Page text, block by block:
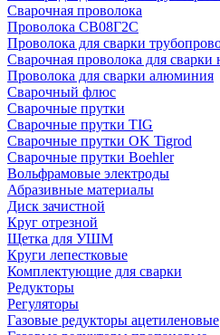
Сварочная проволока
Проволока СВ08Г2С
Проволока для сварки
Сварочная проволока для
Проволока для сварки алюминия
Сварочный флюс
Сварочные прутки
Сварочные прутки TIG
Сварочные прутки OK Tigrod
Сварочные прутки Boehler
Вольфрамовые электроды
Абразивные материалы
Диск зачистной
Круг отрезной
Щетка для УШМ
Круги лепестковые
Комплектующие для сварки
Редукторы
Регуляторы
Газовые редукторы ацетиленовые